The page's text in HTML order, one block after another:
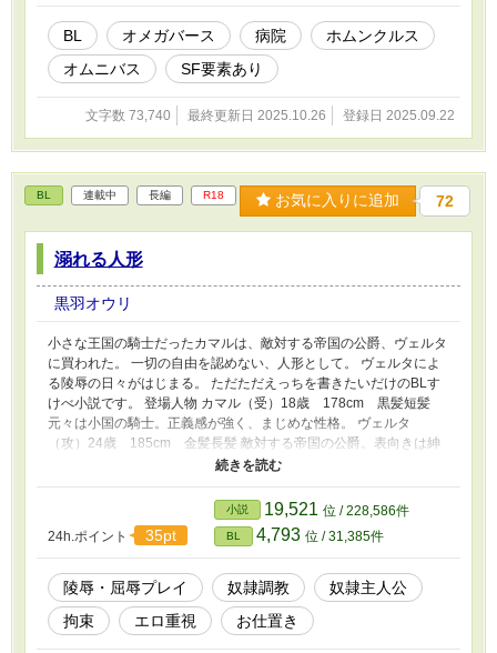
長髪、後ろで縛っている 幻智（げんち）リハビリ、データ担当 年
齢：40代前半 身長：167cm 黒髪、短髪、メガネ
BL オメガバース 病院
ホムンクルス
オムニバス
SF要素あり
文字数 73,740 最終更新日 2025.10.26 登録日 2025.09.22
BL 連載中 長編 R18 お気に入りに追加 72
溺れる人形
黒羽オウリ
小さな王国の騎士だったカマルは、敵対する帝国の公爵、ヴェルタ
に買われた。 一切の自由を認めない、人形として。 ヴェルタによ
る陵辱の日々がはじまる。 ただただえっちを書きたいだけのBLす
けべ小説です。 登場人物 カマル（受）18歳 178cm 黒髪短髪
元々は小国の騎士。正義感が強く、まじめな性格。 ヴェルタ
（攻）24歳 185cm 金髪長髪 敵対する帝国の公爵。表向きは紳
士的だが、冷徹で残酷 カマルは戦場で負傷し、捕虜として帝国に
カマルが逆らうと出身国に攻め入ると脅されている。 思いついた
ネタ（行為）から書いているので、後々、設定に関する話も追加し
ていくかもしれません また、同じ理由により後日順番が前後する
かもしれません
24h.ポイント 35pt
小説 19,521 位 / 228,586件
BL 4,793 位 / 31,385件
陵辱・屈辱プレイ 奴隷調教
奴隷主人公
拘束
エロ重視 お仕置き